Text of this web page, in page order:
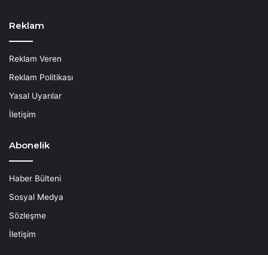
Reklam
Reklam Veren
Reklam Politikası
Yasal Uyarılar
İletişim
Abonelik
Haber Bülteni
Sosyal Medya
Sözleşme
İletişim